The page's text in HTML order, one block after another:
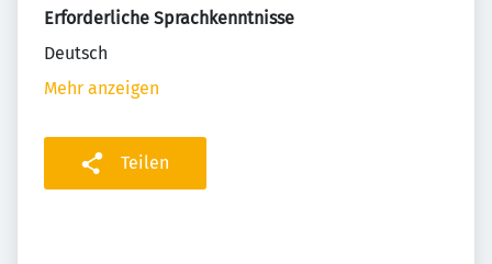
Erforderliche Sprachkenntnisse
Deutsch
Mehr anzeigen
Teilen